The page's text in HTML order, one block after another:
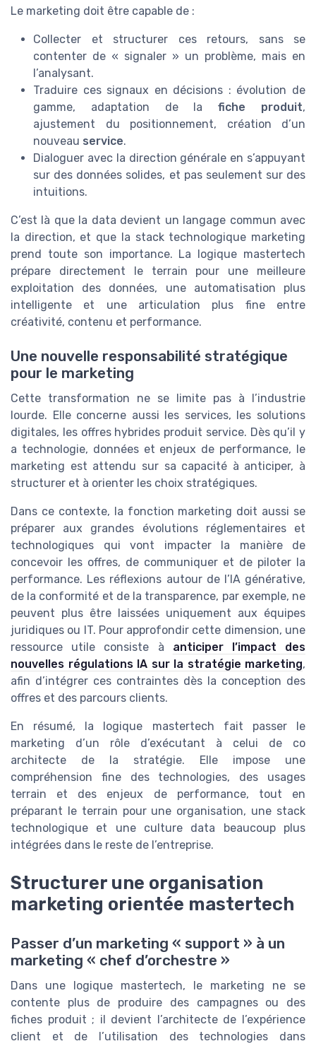
Le marketing doit être capable de :
Collecter et structurer ces retours, sans se
contenter de « signaler » un problème, mais en
l’analysant.
Traduire ces signaux en décisions : évolution de
gamme, adaptation de lafiche produit,
ajustement du positionnement, création d’un
nouveau service.
Dialoguer avec la direction générale en s’appuyant
sur des données solides, et pas seulement sur des
intuitions.
C’est là que la data devient un langage commun avec
la direction, et que la stack technologique marketing
prend toute son importance. La logique mastertech
prépare directement le terrain pour une meilleure
exploitation des données, une automatisation plus
intelligente et une articulation plus fine entre
créativité, contenu et performance.
Une nouvelle responsabilité stratégique
pour le marketing
Cette transformation ne se limite pas à l’industrie
lourde. Elle concerne aussi les services, les solutions
digitales, les offres hybrides produit service. Dès qu’il y
a technologie, données et enjeux de performance, le
marketing est attendu sur sa capacité à anticiper, à
structurer et à orienter les choix stratégiques.
Dans ce contexte, la fonction marketing doit aussi se
préparer aux grandes évolutions réglementaires et
technologiques qui vont impacter la manière de
concevoir les offres, de communiquer et de piloter la
performance. Les réflexions autour de l’IA générative,
de la conformité et de la transparence, par exemple, ne
peuvent plus être laissées uniquement aux équipes
juridiques ou IT. Pour approfondir cette dimension, une
ressource utile consiste à anticiper l’impact des
nouvelles régulations IA sur la stratégie marketing,
afin d’intégrer ces contraintes dès la conception des
offres et des parcours clients.
En résumé, la logique mastertech fait passer le
marketing d’un rôle d’exécutant à celui de co
architecte de la stratégie. Elle impose une
compréhension fine des technologies, des usages
terrain et des enjeux de performance, tout en
préparant le terrain pour une organisation, une stack
technologique et une culture data beaucoup plus
intégrées dans le reste de l’entreprise.
Structurer une organisation
marketing orientée mastertech
Passer d’un marketing « support » à un
marketing « chef d’orchestre »
Dans une logique mastertech, le marketing ne se
contente plus de produire des campagnes ou des
fiches produit ; il devient l’architecte de l’expérience
client et de l’utilisation des technologies dans